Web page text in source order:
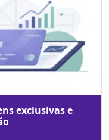
exclusivas e